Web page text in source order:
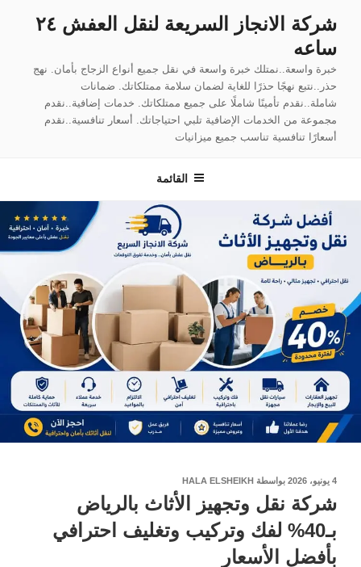
المحتوى
شركة الانجاز السريعة لنقل العفش ٢٤
ساعه
خبرة واسعة..نمتلك خبرة واسعة في نقل جميع أنواع الزجاج بأمان. نهج
حذر..نتبع نهجًا حذرًا للغاية لضمان سلامة ممتلكاتك. ضمانات
شاملة..نقدم تأمينًا شاملًا على جميع ممتلكاتك. خدمات إضافية..نقدم
مجموعة من الخدمات الإضافية تلبي احتياجاتك. أسعار تنافسية..نقدم
أسعارًا تنافسية تناسب جميع ميزانيات
القائمة
نُشر
4 يونيو، 2026 بواسطة HALA ELSHEIKH
شركة نقل وتجهيز الأثاث بالرياض
بـ40% لفك وتركيب وتغليف احترافي
بأفضل الأسعار